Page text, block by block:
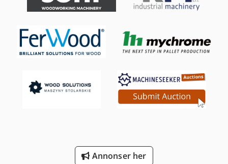
mm Hastighetsnivåer: 1 - 15 m/min (10 trinn) Motoreffekt:
data for anslag: Lengde: 400 mm Høyde: 200 mm
Innstillingsområde: 0-210 mm Rullediameter: 20 mm Antall
ruller: 18 stk.
Annonser her